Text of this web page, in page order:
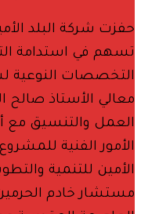
حفزت شركة البلد
تسهم في استدامة
التخصصات النوعية
معالي الأستاذ صالح
العمل والتنسيق مع
الأمور الفنية
الأمين للتنمية
مستشار خادم